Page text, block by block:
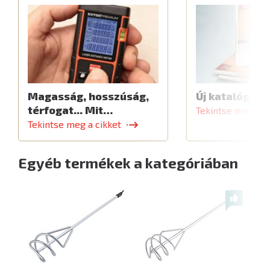
Magasság, hosszúság,
térfogat... Mit…
Tekintse meg a cikket
Új katalógus
Tekintse meg a
Egyéb termékek a kategóriában